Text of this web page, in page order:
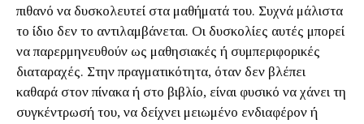
πιθανό να δυσκολευτεί στα μαθήματά του. Συχνά μάλιστα
το ίδιο δεν το αντιλαμβάνεται. Οι δυσκολίες αυτές μπορεί
να παρερμηνευθούν ως μαθησιακές ή συμπεριφορικές
διαταραχές. Στην πραγματικότητα, όταν δεν βλέπει
καθαρά στον πίνακα ή στο βιβλίο, είναι φυσικό να χάνει τη
συγκέντρωσή του, να δείχνει μειωμένο ενδιαφέρον ή